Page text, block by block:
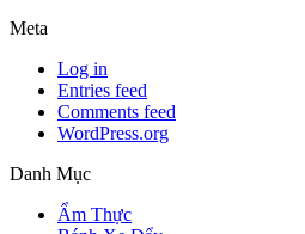
Meta
Log in
Entries feed
Comments feed
WordPress.org
Danh Mục
Ẩm Thực